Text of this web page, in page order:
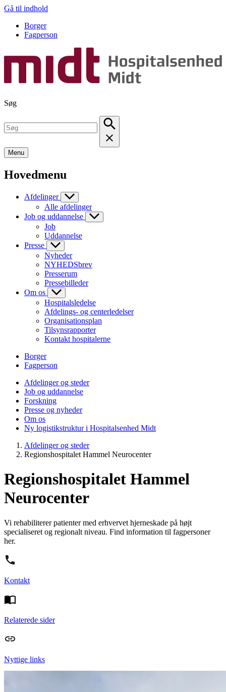
Gå til indhold
Borger
Fagperson
Søg
Menu
Hovedmenu
Afdelinger
Alle afdelinger
Job og uddannelse
Job
Uddannelse
Presse
Nyheder
NYHEDSbrev
Presserum
Pressebilleder
Om os
Hospitalsledelse
Afdelings- og centerledelser
Organisationsplan
Tilsynsrapporter
Kontakt hospitalerne
Borger
Fagperson
Afdelinger og steder
Job og uddannelse
Forskning
Presse og nyheder
Om os
Ny logistikstruktur i Hospitalsenhed Midt
Afdelinger og steder
Regionshospitalet Hammel Neurocenter
Regionshospitalet Hammel
Neurocenter
Vi rehabiliterer patienter med erhvervet hjerneskade på højt
specialiseret og regionalt niveau. Find information til fagpersoner
her.
Kontakt
Relaterede sider
Nyttige links